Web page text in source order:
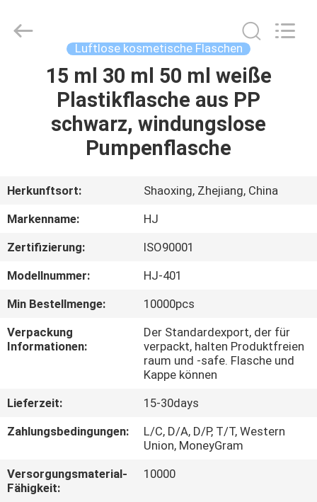
HAUS
PRODUKTE
UNS
AUSFLUG
QUALITÄTSKONTROLLE
TRETEN
MIT
UNS
VERBINDUNG
Plastic
Luftlose kosmetische Flaschen
15 ml 30 ml 50 ml weiße
Plastikflasche aus PP
schwarz, windungslose
Pumpenflasche
Herkunftsort:
Shaoxing, Zhejiang, China
Markenname:
HJ
Zertifizierung:
ISO90001
Modellnummer:
HJ-401
Min Bestellmenge:
10000pcs
Verpackung
Informationen:
Der Standardexport, der für
verpackt, halten Produktfreien
raum und -safe. Flasche und
Kappe können
Lieferzeit:
15-30days
Zahlungsbedingungen:
L/C, D/A, D/P, T/T, Western
Union, MoneyGram
Versorgungsmaterial-
Fähigkeit:
10000